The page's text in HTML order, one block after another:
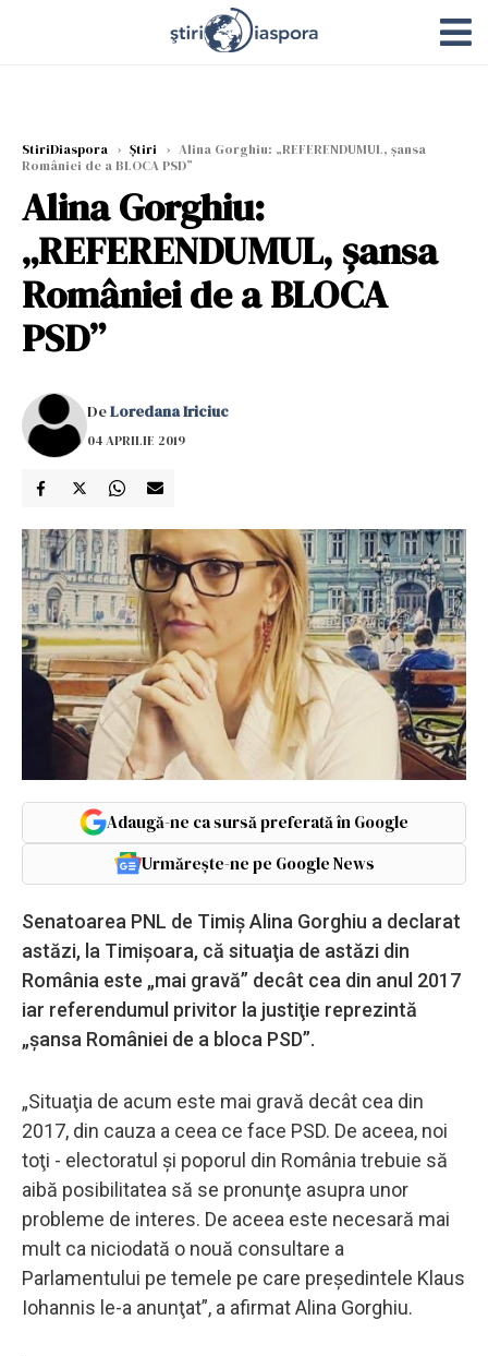
StiriDiaspora › Știri › Alina Gorghiu: „REFERENDUMUL, șansa
României de a BLOCA PSD”
Alina Gorghiu:
„REFERENDUMUL, șansa
României de a BLOCA
PSD”
DeLoredana Iriciuc
04 APRILIE 2019
Adaugă-ne ca sursă preferată în Google
Urmărește-ne pe Google News
Senatoarea PNL de Timiş Alina Gorghiu a declarat
astăzi, la Timişoara, că situaţia de astăzi din
România este „mai gravă” decât cea din anul 2017
iar referendumul privitor la justiţie reprezintă
„şansa României de a bloca PSD”.
„Situaţia de acum este mai gravă decât cea din
2017, din cauza a ceea ce face PSD. De aceea, noi
toţi - electoratul şi poporul din România trebuie să
aibă posibilitatea să se pronunţe asupra unor
probleme de interes. De aceea este necesară mai
mult ca niciodată o nouă consultare a
Parlamentului pe temele pe care preşedintele Klaus
Iohannis le-a anunţat”, a afirmat Alina Gorghiu.